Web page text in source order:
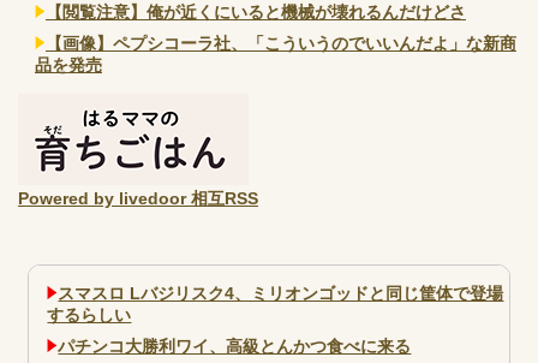
【閲覧注意】俺が近くにいると機械が壊れるんだけどさ
【画像】ペプシコーラ社、「こういうのでいいんだよ」な新商
品を発売
Powered by livedoor 相互RSS
スマスロ Lバジリスク4、ミリオンゴッドと同じ筐体で登場
するらしい
パチンコ大勝利ワイ、高級とんかつ食べに来る